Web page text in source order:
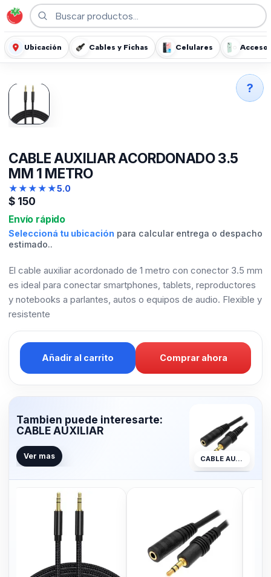
Ubicación Cables y Fichas Celulares
CABLE AUXILIAR ACORDONADO 3.5
MM 1 METRO
★★★★★5.0
$ 150
Envío rápido
Seleccioná tu ubicación para calcular entrega o despacho
estimado..
El cable auxiliar acordonado de 1 metro con conector 3.5 mm
es ideal para conectar smartphones, tablets, reproductores
y notebooks a parlantes, autos o equipos de audio. Flexible y
resistente
Añadir al carrito Comprar ahora
Tambien puede interesarte:
CABLE AUXILIAR
Ver mas CABLE AUXILIAR
?